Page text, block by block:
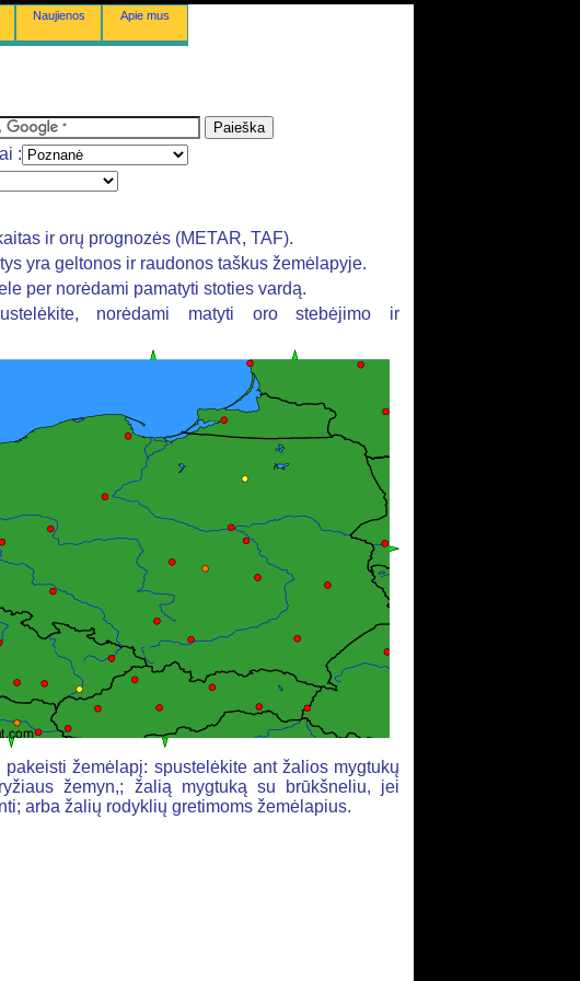
Naujienos Apie mus
:
ir orų prognozės (METAR, TAF).
yra geltonos ir raudonos taškus žemėlapyje.
per norėdami pamatyti stoties vardą.
norėdami matyti oro stebėjimo ir
pakeisti žemėlapį: spustelėkite ant žalios mygtukų
žemyn,; žalią mygtuką su brūkšneliu, jei
arba žalių rodyklių gretimoms žemėlapius.